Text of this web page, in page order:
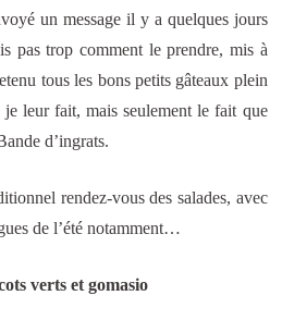
un message il y a quelques jours
pas trop comment le prendre, mis à
tous les bons petits gâteaux plein
leur fait, mais seulement le fait que
d’ingrats.
rendez-vous des salades, avec
de l’été notamment…
verts et gomasio